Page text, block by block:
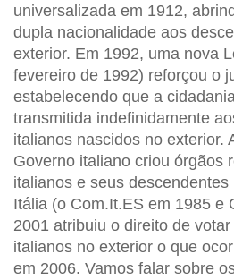
universalizada em 1912,
dupla nacionalidade aos
exterior. Em 1992, uma nova
fevereiro de 1992) reforçou o
estabelecendo que a
transmitida indefinidamente
italianos nascidos no exterior.
Governo italiano criou órgãos
italianos e seus
Itália (o Com.It.ES em 1985 e
2001 atribuiu o direito de
italianos no exterior o que
em 2006. Vamos falar sobre